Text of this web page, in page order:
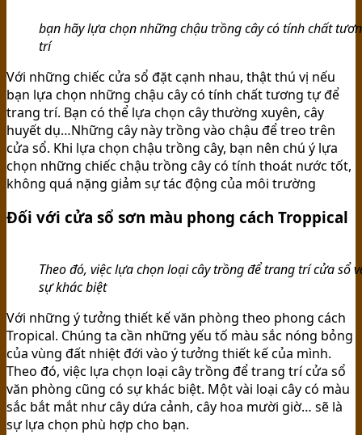
bạn hãy lựa chọn những chậu trồng cây có tính chất
trí
Với những chiếc cửa sổ đặt cạnh nhau, thật thú vị nếu
bạn lựa chọn những chậu cây có tính chất tương tự để
trang trí. Bạn có thể lựa chọn cây thường xuyên, cây
huyết dụ…Những cây này trồng vào chậu để treo trên
cửa sổ. Khi lựa chọn chậu trồng cây, bạn nên chú ý lựa
chọn những chiếc chậu trồng cây có tính thoát nước tốt,
không quá nặng giảm sự tác động của môi trường
Đối với cửa sổ sơn màu phong cách Troppical
Theo đó, việc lựa chọn loại cây trồng để trang trí cửa sổ
sự khác biệt
Với những ý tưởng thiết kế văn phòng theo phong cách
Tropical. Chúng ta cần những yếu tố màu sắc nóng bỏng
của vùng đất nhiệt đới vào ý tưởng thiết kế của mình.
Theo đó, việc lựa chọn loại cây trồng để trang trí cửa sổ
văn phòng cũng có sự khác biệt. Một vài loại cây có màu
sắc bắt mắt như cây dứa cảnh, cây hoa mười giờ… sẽ là
sự lựa chọn phù hợp cho bạn.